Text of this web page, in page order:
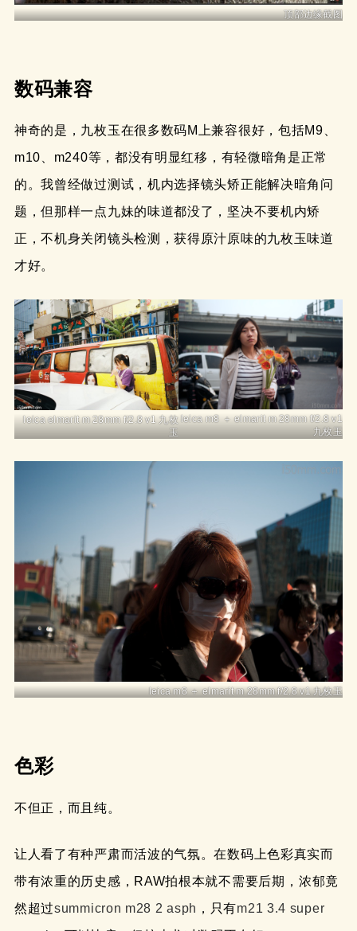
顶部边缘截图
数码兼容
神奇的是，九枚玉在很多数码M上兼容很好，包括M9、
m10、m240等，都没有明显红移，有轻微暗角是正常
的。我曾经做过测试，机内选择镜头矫正能解决暗角问
题，但那样一点九妹的味道都没了，坚决不要机内矫
正，不机身关闭镜头检测，获得原汁原味的九枚玉味道
才好。
leica elmarit m 28mm f/2.8 v1 九枚
玉
leica m8 ＋ elmarit m 28mm f/2.8 v1
九枚玉
leica m8 ＋ elmarit m 28mm f/2.8 v1 九枚玉
色彩
不但正，而且纯。
让人看了有种严肃而活波的气氛。在数码上色彩真实而
带有浓重的历史感，RAW拍根本就不需要后期，浓郁竟
然超过summicron m28 2 asph ，只有m21 3.4 super